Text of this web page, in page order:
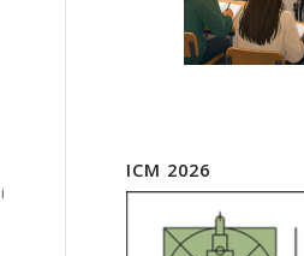
ICM 2026